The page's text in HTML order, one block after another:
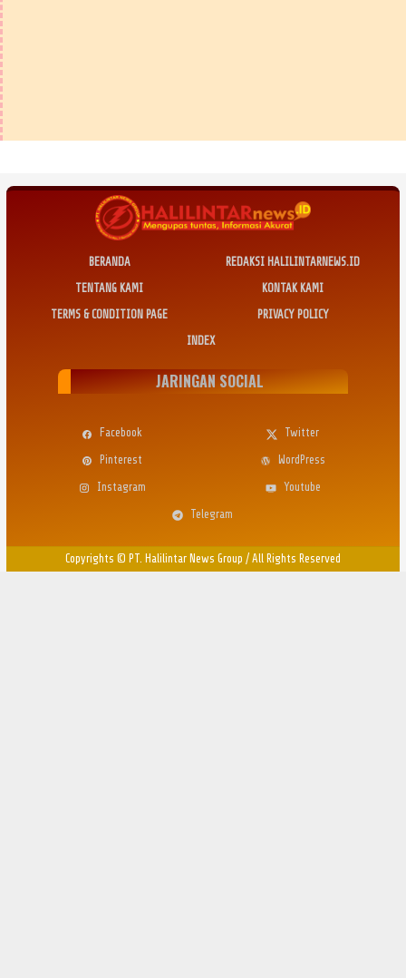
BERANDA
REDAKSI HALILINTARNEWS.ID
TENTANG KAMI
KONTAK KAMI
TERMS & CONDITION PAGE
PRIVACY POLICY
INDEX
JARINGAN SOCIAL
Facebook
Twitter
Pinterest
WordPress
Instagram
Youtube
Telegram
Copyrights © PT. Halilintar News Group / All Rights Reserved